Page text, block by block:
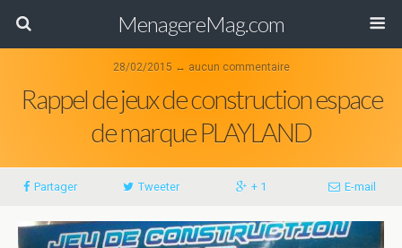
MenagereMag.com
28/02/2015 ↔ aucun commentaire
Rappel de jeux de construction espace
de marque PLAYLAND
Partager Tweeter + 1 E-mail